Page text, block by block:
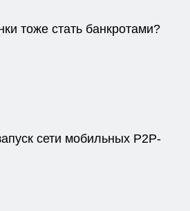
тоже стать банкротами?
сети мобильных P2P-